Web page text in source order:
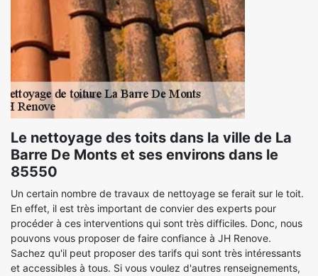
Le nettoyage des toits dans la ville de La
Barre De Monts et ses environs dans le
85550
Un certain nombre de travaux de nettoyage se ferait sur le toit.
En effet, il est très important de convier des experts pour
procéder à ces interventions qui sont très difficiles. Donc, nous
pouvons vous proposer de faire confiance à JH Renove.
Sachez qu'il peut proposer des tarifs qui sont très intéressants
et accessibles à tous. Si vous voulez d'autres renseignements,